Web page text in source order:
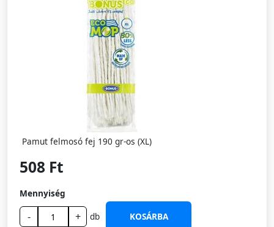
Pamut felmosó fej 190 gr-os (XL)
508 Ft
Mennyiség
- + db
KOSÁRBA